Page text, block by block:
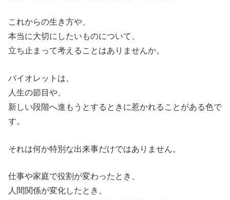
これからの生き方や、
本当に大切にしたいものについて、
立ち止まって考えることはありませんか。
バイオレットは、
人生の節目や、
新しい段階へ進もうとするときに惹かれることがある色で
す。
それは何か特別な出来事だけではありません。
仕事や家庭で役割が変わったとき、
人間関係が変化したとき、